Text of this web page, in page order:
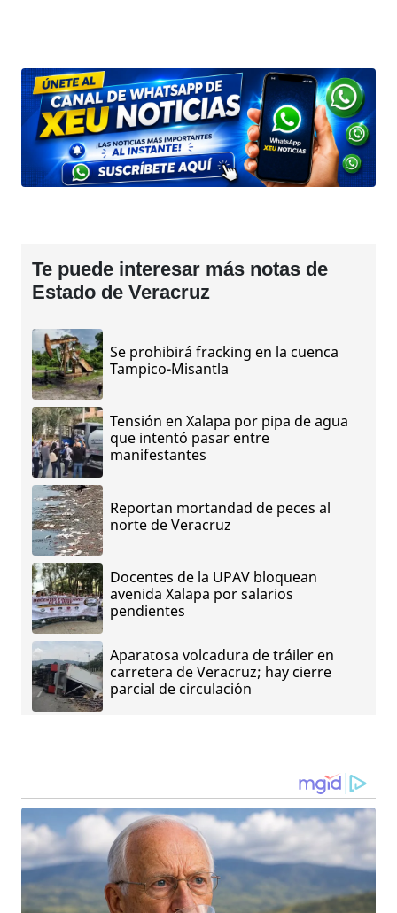
Te puede interesar más notas de
Estado de Veracruz
Se prohibirá fracking en la cuenca
Tampico-Misantla
Tensión en Xalapa por pipa de agua
que intentó pasar entre
manifestantes
Reportan mortandad de peces al
norte de Veracruz
Docentes de la UPAV bloquean
avenida Xalapa por salarios
pendientes
Aparatosa volcadura de tráiler en
carretera de Veracruz; hay cierre
parcial de circulación